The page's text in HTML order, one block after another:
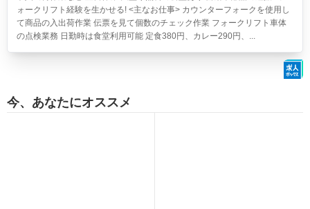
ォークリフト経験を生かせる! <主なお仕事> カウンターフォークを使用し
て商品の入出荷作業 伝票を見て個数のチェック作業 フォークリフト車体
の点検業務 日勤時は食堂利用可能 定食380円、カレー290円、...
今、あなたにオススメ